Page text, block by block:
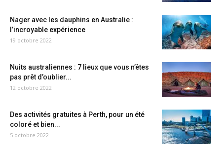
Nager avec les dauphins en Australie :
l’incroyable expérience
19 octobre 2022
Nuits australiennes : 7 lieux que vous n’êtes
pas prêt d’oublier...
12 octobre 2022
Des activités gratuites à Perth, pour un été
coloré et bien...
5 octobre 2022